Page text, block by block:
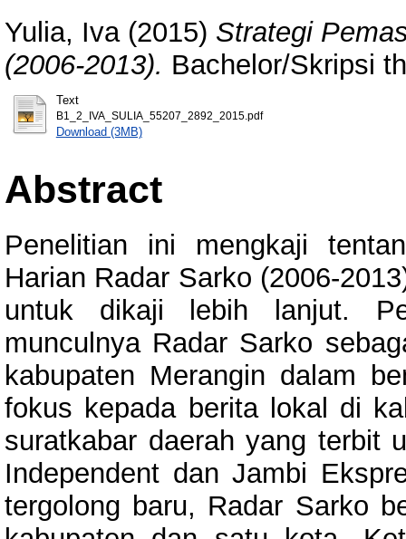
Yulia, Iva(2015) Strategi
(2006-2013). Bachelor/Skripsi
Text
B1_2_IVA_SULIA_55207_2892_2015.pdf
Download (3MB)
Abstract
Penelitian ini mengkaji
Harian Radar Sarko (2006-
untuk dikaji lebih lanjut.
munculnya Radar Sarko
kabupaten Merangin dalam
fokus kepada berita lokal di
suratkabar daerah yang terbit
Independent dan Jambi
tergolong baru, Radar Sarko